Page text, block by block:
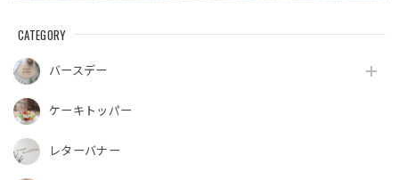
CATEGORY
バースデー
ケーキトッパー
レターバナー